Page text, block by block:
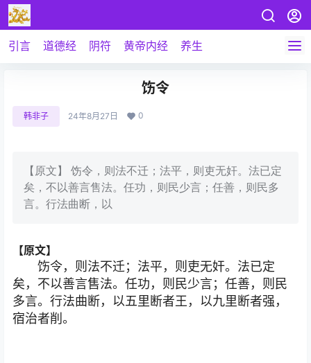
引言 道德经 阴符 黄帝内经 养生
饬令
韩非子 24年8月27日 0
【原文】 饬令，则法不迁；法平，则吏无奸。法已定
矣，不以善言售法。任功，则民少言；任善，则民多
言。行法曲断，以
【原文】
饬令，则法不迁；法平，则吏无奸。法已定
矣，不以善言售法。任功，则民少言；任善，则民
多言。行法曲断，以五里断者王，以九里断者强，
宿治者削。